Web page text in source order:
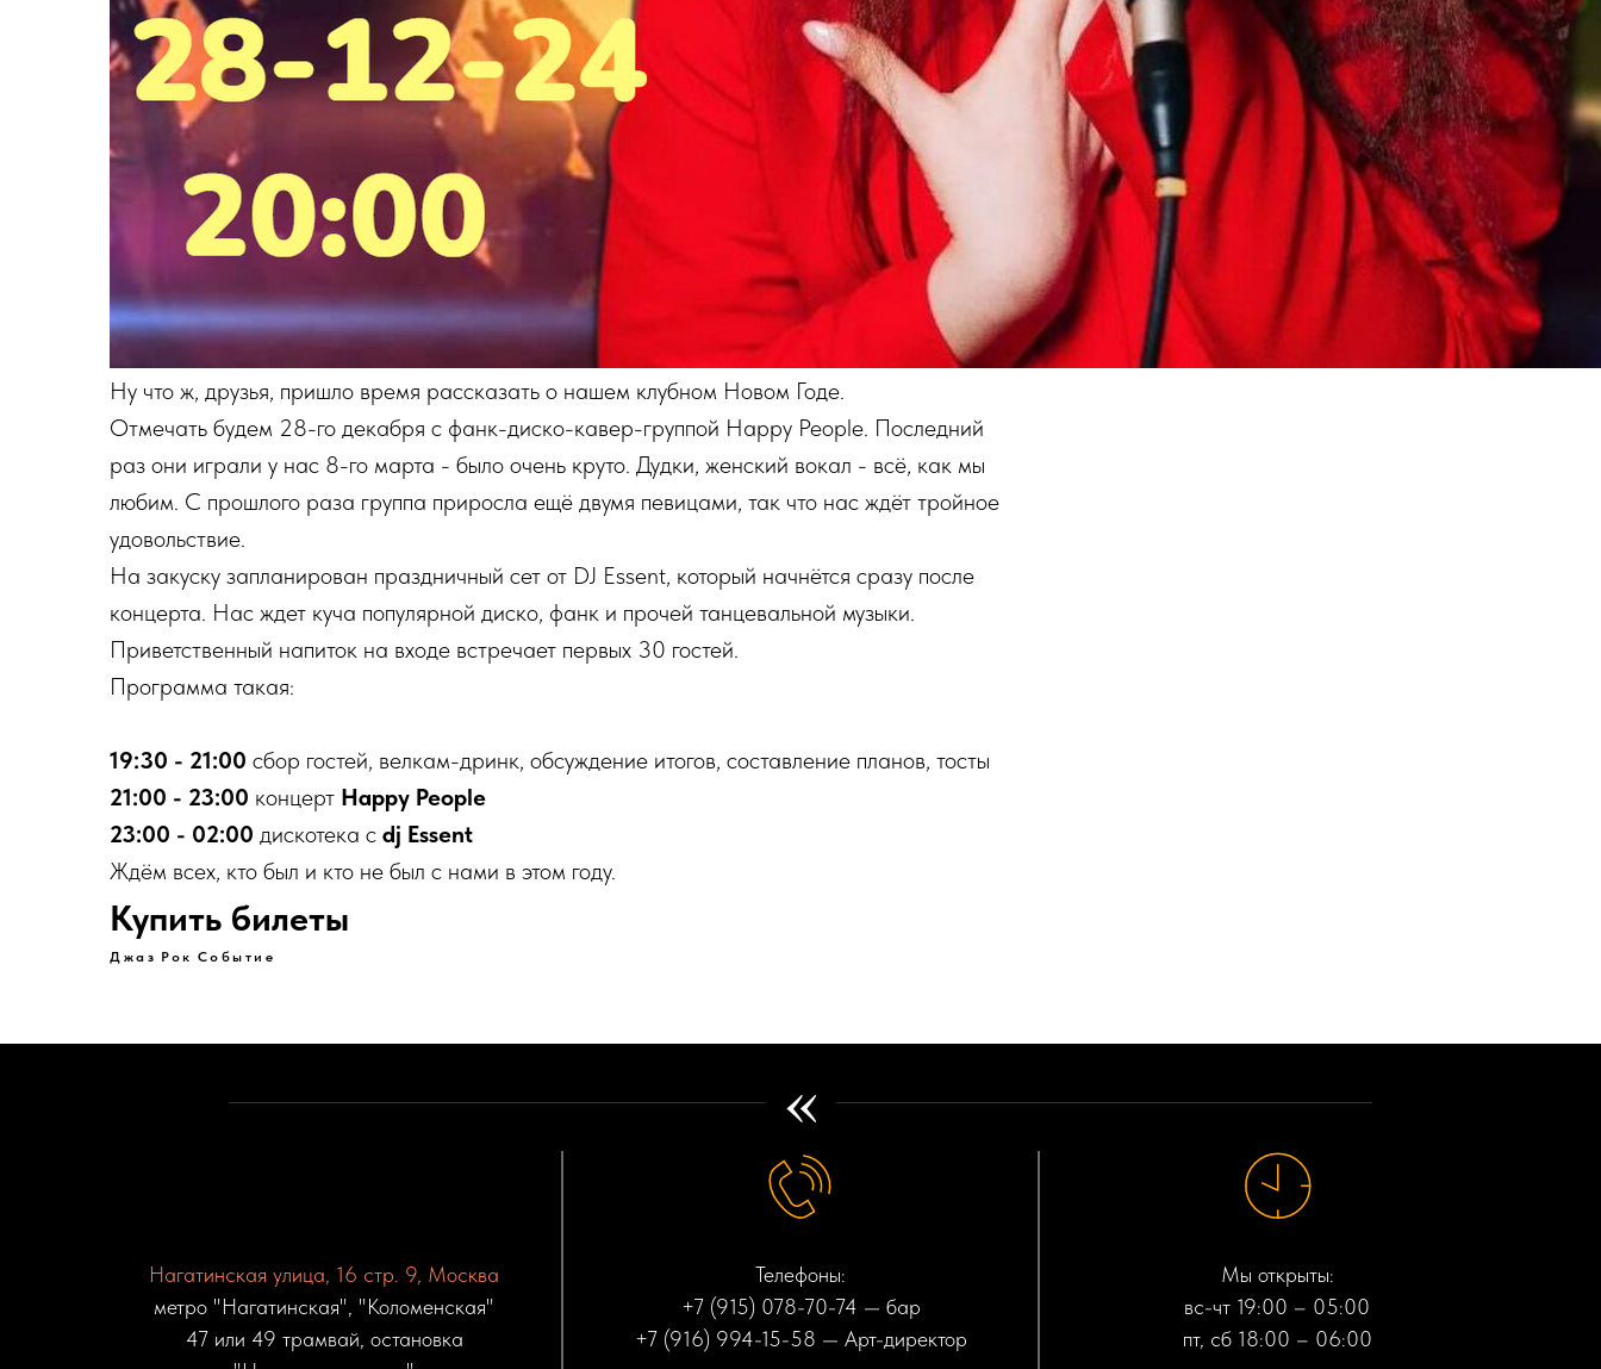
Ну что ж, друзья, пришло время рассказать о нашем клубном Новом Годе.
Отмечать будем 28-го декабря с фанк-диско-кавер-группой Happy People. Последний
раз они играли у нас 8-го марта - было очень круто. Дудки, женский вокал - всё, как мы
любим. С прошлого раза группа приросла ещё двумя певицами, так что нас ждёт тройное
удовольствие.
На закуску запланирован праздничный сет от DJ Essent, который начнётся сразу после
концерта. Нас ждет куча популярной диско, фанк и прочей танцевальной музыки.
Приветственный напиток на входе встречает первых 30 гостей.
Программа такая:
19:30 - 21:00 сбор гостей, велкам-дринк, обсуждение итогов, составление планов, тосты
21:00 - 23:00 концерт Happy People
23:00 - 02:00 дискотека с dj Essent
Ждём всех, кто был и кто не был с нами в этом году.
Купить билеты
Джаз Рок Событие
«
Нагатинская улица, 16 стр. 9, Москва
метро "Нагатинская", "Коломенская"
47 или 49 трамвай, остановка
Телефоны:
+7 (915) 078-70-74 — бар
+7 (916) 994-15-58 — Арт-директор
Мы открыты:
вс-чт 19:00 – 05:00
пт, сб 18:00 – 06:00